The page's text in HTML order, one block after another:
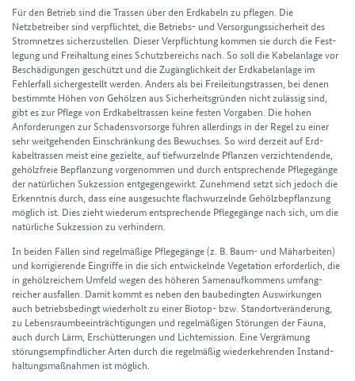
Für den Betrieb sind die Trassen über den Erdkabeln zu pflegen. Die
Netzbetreiber sind verpflichtet, die Betriebs- und Versorgungs­sicherheit des
Strom­netzes sicher­zustellen. Dieser Verpflichtung kommen sie durch die Fest­
legung und Frei­haltung eines Schutz­bereichs nach. So soll die Kabel­anlage vor
Beschädigungen geschützt und die Zugäng­lich­keit der Erd­kabel­anlage im
Fehler­fall sicher­gestellt werden. Anders als bei Freileitungstrassen, bei denen
bestimmte Höhen von Gehölzen aus Sicher­heits­gründen nicht zulässig sind,
gibt es zur Pflege von Erd­kabel­trassen keine festen Vorgaben. Die hohen
Anforderungen zur Schadens­vorsorge führen aller­dings in der Regel zu einer
sehr weit­gehenden Ein­schränkung des Bewuchses. So wird derzeit auf Erd­
kabel­trassen meist eine gezielte, auf tief­wurzelnde Pflanzen verzichtendende,
gehölz­freie Bepflanzung vor­genommen und durch entsprechende Pflege­gänge
der natürlichen Sukzession entgegen­gewirkt. Zunehmend setzt sich jedoch die
Erkenntnis durch, dass eine aus­gesuchte flach­wurzelnde Gehölz­be­pflanzung
möglich ist. Dies zieht wiederum entsprechende Pflege­gänge nach sich, um die
natür­liche Sukzession zu verhindern.
In beiden Fällen sind regel­mäßige Pflege­gänge (z. B. Baum- und Mäharbeiten)
und korrigierende Eingriffe in die sich entwickelnde Vegetation erforderlich, die
in gehölz­reichem Umfeld wegen des höheren Samen­auf­kommens umfang­
reicher aus­fallen. Damit kommt es neben den bau­bedingten Aus­wirkungen
auch betriebs­bedingt wieder­holt zu einer Biotop- bzw. Stand­ort­veränderung,
zu Lebens­raum­beein­trächtigungen und regel­mäßigen Störungen der Fauna,
auch durch Lärm, Erschütterungen und Licht­emission. Eine Vergrämung
störungs­empfindlicher Arten durch die regel­mäßig wieder­kehrenden Instand­
haltungs­maß­nahmen ist möglich.